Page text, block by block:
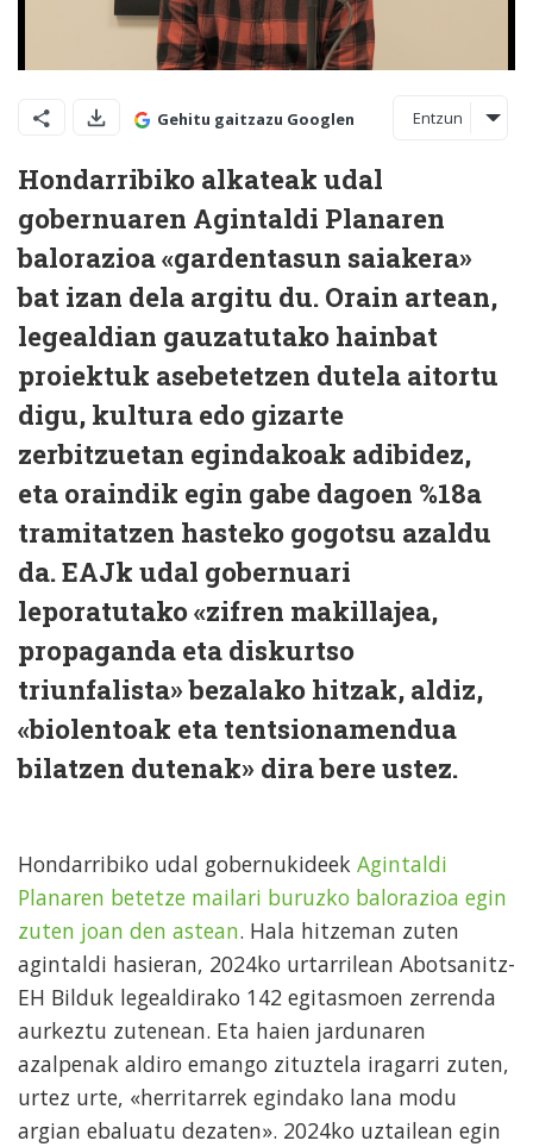
Gehitu gaitzazu Googlen Entzun
Hondarribiko alkateak udal
gobernuaren Agintaldi Planaren
balorazioa «gardentasun saiakera»
bat izan dela argitu du. Orain artean,
legealdian gauzatutako hainbat
proiektuk asebetetzen dutela aitortu
digu, kultura edo gizarte
zerbitzuetan egindakoak adibidez,
eta oraindik egin gabe dagoen %18a
tramitatzen hasteko gogotsu azaldu
da. EAJk udal gobernuari
leporatutako «zifren makillajea,
propaganda eta diskurtso
triunfalista» bezalako hitzak, aldiz,
«biolentoak eta tentsionamendua
bilatzen dutenak» dira bere ustez.
Hondarribiko udal gobernukideek Agintaldi
Planaren betetze mailari buruzko balorazioa egin
zuten joan den astean. Hala hitzeman zuten
agintaldi hasieran, 2024ko urtarrilean Abotsanitz-
EH Bilduk legealdirako 142 egitasmoen zerrenda
aurkeztu zutenean. Eta haien jardunaren
azalpenak aldiro emango zituztela iragarri zuten,
urtez urte, «herritarrek egindako lana modu
argian ebaluatu dezaten». 2024ko uztailean egin